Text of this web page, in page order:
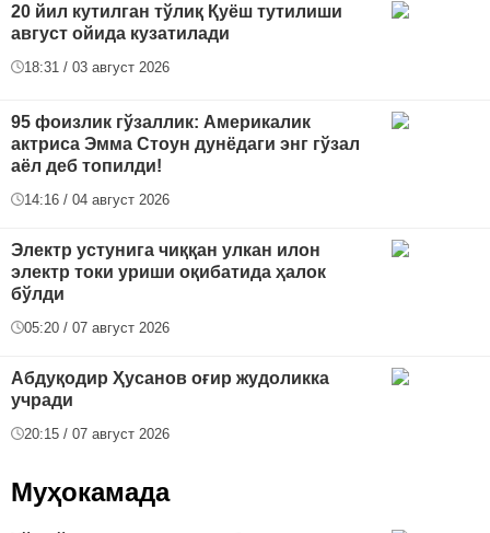
20 йил кутилган тўлиқ Қуёш тутилиши
август ойида кузатилади
18:31 / 03 август 2026
95 фоизлик гўзаллик: Америкалик
актриса Эмма Стоун дунёдаги энг гўзал
аёл деб топилди!
14:16 / 04 август 2026
Электр устунига чиққан улкан илон
электр токи уриши оқибатида ҳалок
бўлди
05:20 / 07 август 2026
Абдуқодир Ҳусанов оғир жудоликка
учради
20:15 / 07 август 2026
Муҳокамада